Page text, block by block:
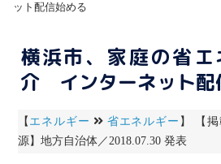
ット配信始める
横浜市、家庭の省
介 インターネット配
【 エネルギー 省エネルギー 】 【掲
源】地方自治体／2018.07.30 発表